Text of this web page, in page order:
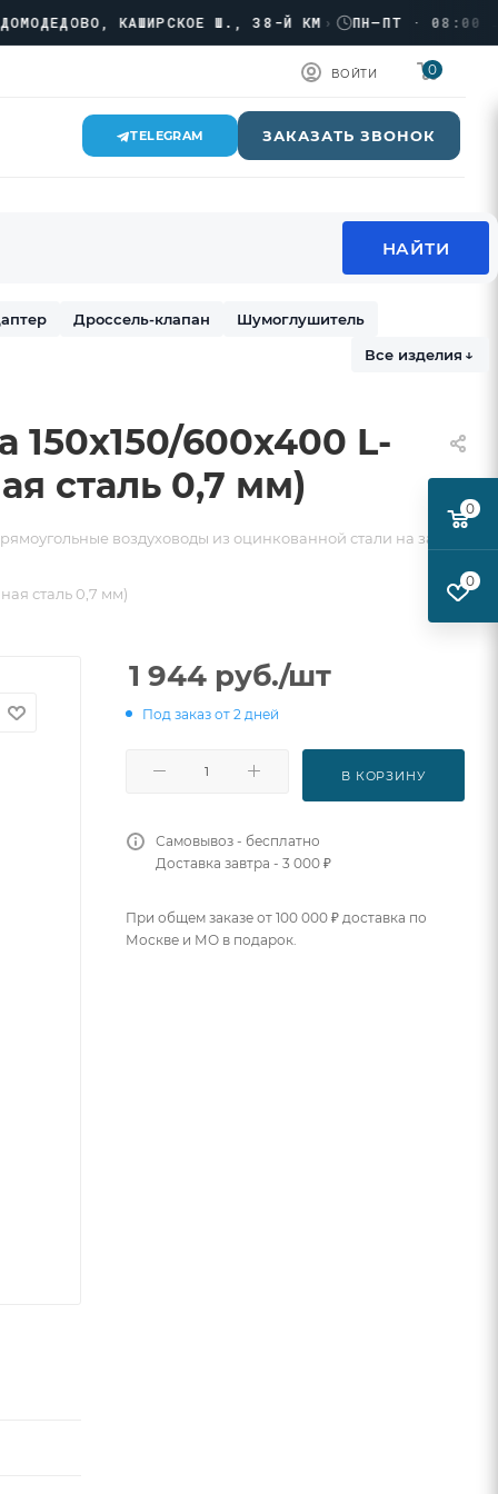
КАШИРСКОЕ Ш., 38-Й КМ › ПН–ПТ · 08:00 →
ВОЙТИ 0
TELEGRAM ЗАКАЗАТЬ ЗВОНОК
Дроссель-клапан
Шумоглушитель
Все изделия ↓
600х400 L-
сталь 0,7 мм)
воздуховоды из оцинкованной стали на заказ
сталь 0,7 мм)
1 944 руб./шт
Под заказ от 2 дней
В КОРЗИНУ
Самовывоз - бесплатно
Доставка завтра - 3 000 ₽
При общем заказе от 100 000 ₽ доставка по
Москве и МО в подарок.
0
0